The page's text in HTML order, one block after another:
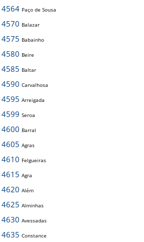
4564 Paço de Sousa
4570 Balazar
4575 Babainho
4580 Beire
4585 Baltar
4590 Carvalhosa
4595 Arreigada
4599 Seroa
4600 Barral
4605 Agras
4610 Felgueiras
4615 Agra
4620 Além
4625 Alminhas
4630 Avessadas
4635 Constance